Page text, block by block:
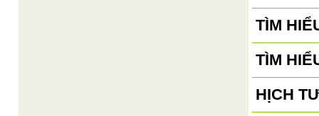
TÌM
TÌM
HỊCH